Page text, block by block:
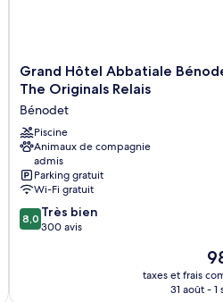
-
Balcon
Grand
Hôtel
Abbatiale
Bénodet
The
Originals
Relais
Bénodet
Grand Hôtel Abbatiale
The Originals Relais
Bénodet
Piscine
Animaux de compagnie
admis
Parking gratuit
Wi-Fi gratuit
8.0
sur
8,0 Très bien
300 avis
Le
taxes et frais
31 août - 1